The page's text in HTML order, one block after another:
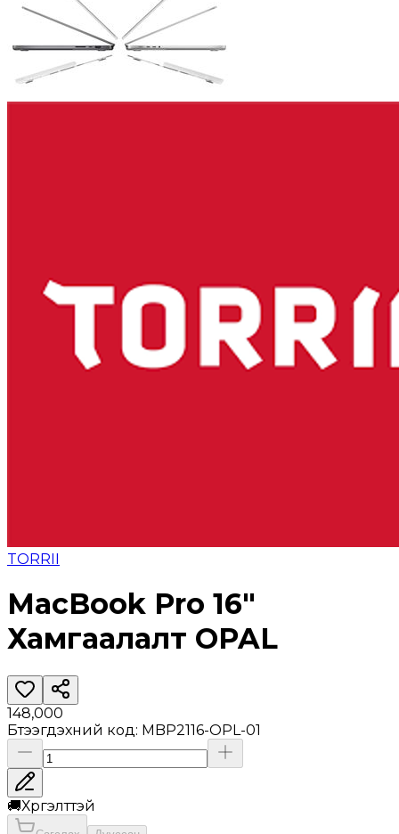
TORRII
MacBook Pro 16"
Хамгаалалт OPAL
148,000
Бүтээгдэхүүний код: MBP2116-OPL-01
🚚Хүргэлттэй